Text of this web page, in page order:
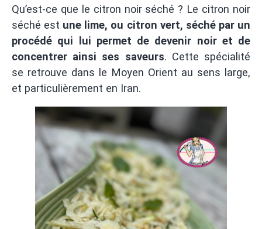
Qu’est-ce que le citron noir séché ? Le citron noir
séché est une lime, ou citron vert, séché par un
procédé qui lui permet de devenir noir et de
concentrer ainsi ses saveurs. Cette spécialité
se retrouve dans le Moyen Orient au sens large,
et particulièrement en Iran.